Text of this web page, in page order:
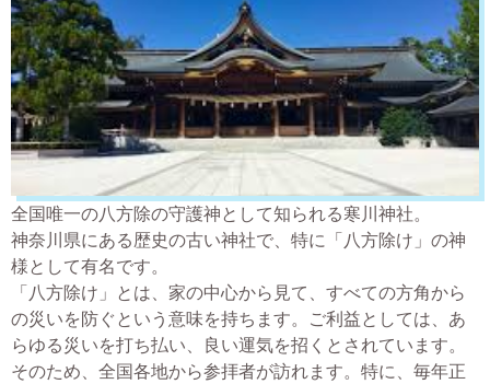
全国唯一の八方除の守護神として知られる寒川神社。
神奈川県にある歴史の古い神社で、特に「八方除け」の神
様として有名です。
「八方除け」とは、家の中心から見て、すべての方角から
の災いを防ぐという意味を持ちます。ご利益としては、あ
らゆる災いを打ち払い、良い運気を招くとされています。
そのため、全国各地から参拝者が訪れます。特に、毎年正